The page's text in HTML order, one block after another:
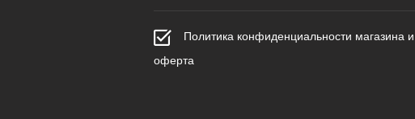
Политика конфиденциальности магазина и
оферта